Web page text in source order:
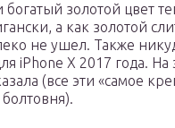
золотой цвет
а как золотой
не ушел. Также
iPhone X 2017 года.
(все эти «самое